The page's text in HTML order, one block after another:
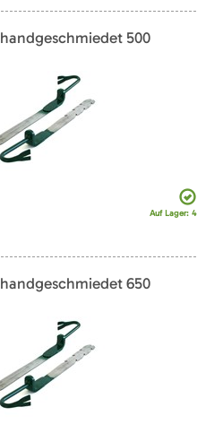
500
Auf Lager: 4
650